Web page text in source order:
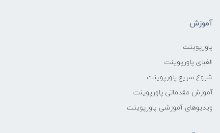
آموزش
پاورپوینت
الفبای پاورپوینت
شروع سریع پاورپوینت
آموزش مقدماتی پاورپوینت
ویدیوهای آموزشی پاورپوینت